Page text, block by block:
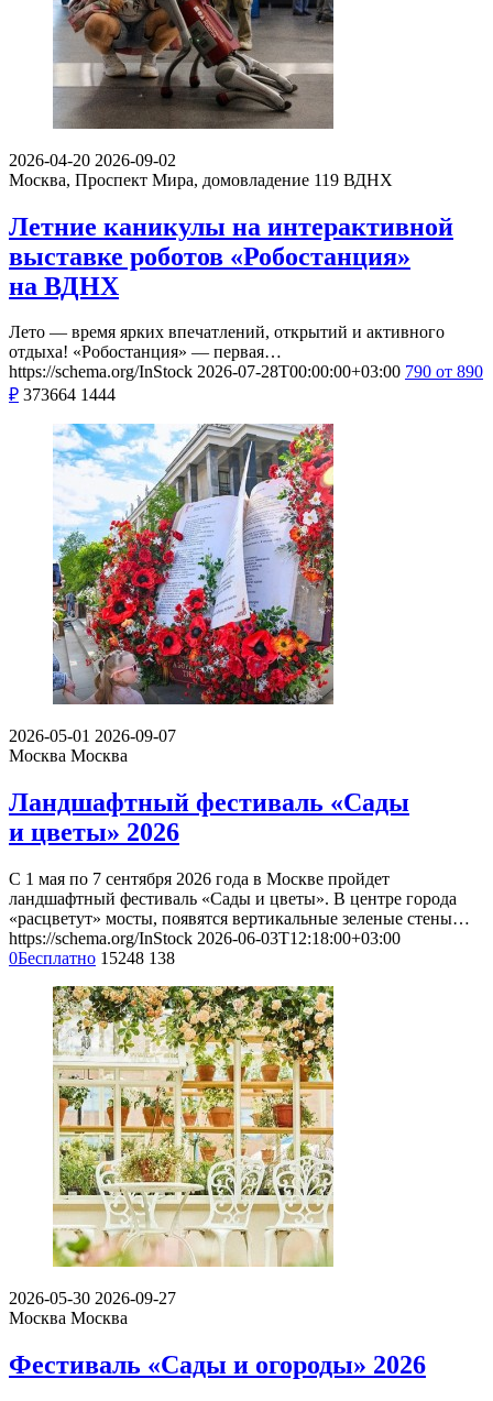
2026-04-20 2026-09-02
Москва, Проспект Мира, домовладение 119 ВДНХ
Летние каникулы на интерактивной
выставке роботов «Робостанция»
на ВДНХ
Лето — время ярких впечатлений, открытий и активного
отдыха! «Робостанция» — первая…
https://schema.org/InStock 2026-07-28T00:00:00+03:00 790 от 890
₽ 373664 1444
2026-05-01 2026-09-07
Москва Москва
Ландшафтный фестиваль «Сады
и цветы» 2026
С 1 мая по 7 сентября 2026 года в Москве пройдет
ландшафтный фестиваль «Сады и цветы». В центре города
«расцветут» мосты, появятся вертикальные зеленые стены…
https://schema.org/InStock 2026-06-03T12:18:00+03:00
0Бесплатно 15248 138
2026-05-30 2026-09-27
Москва Москва
Фестиваль «Сады и огороды» 2026